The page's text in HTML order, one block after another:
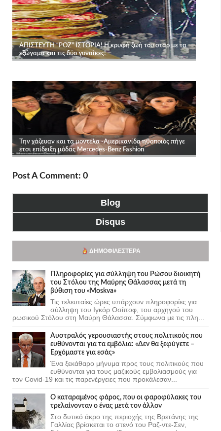
Post A Comment: 0
Blog
Disqus
ΔΗΜΟΦΙΛΈΣΤΕΡΑ
Πληροφορίες για σύλληψη του Ρώσου διοικητή
του Στόλου της Mαύρης Θάλασσας μετά τη
βύθιση του «Moskva»
Τις τελευταίες ώρες υπάρχουν πληροφορίες για
σύλληψη του Ιγκόρ Οσίποφ, του αρχηγού του
ρωσικού Στόλου στη Μαύρη Θάλασσα. Σύμφωνα με τις πλη...
Αυστραλός γερουσιαστής στους πολιτικούς που
ευθύνονται για τα εμβόλια: «Δεν θα ξεφύγετε –
Ερχόμαστε για εσάς»
Ένα ξεκάθαρο μήνυμα προς τους πολιτικούς που
ευθύνονται για τους μαζικούς εμβολιασμούς για
τον Covid-19 και τις παρενέργειες που προκάλεσαν...
Ο καταραμένος φάρος, που οι φαροφύλακες του
τρελαίνονταν ο ένας μετά τον άλλον
Στο δυτικό άκρο της περιοχής της Βρετάνης της
Γαλλίας βρίσκεται το στενό του Ραζ-ντε-Σεν,